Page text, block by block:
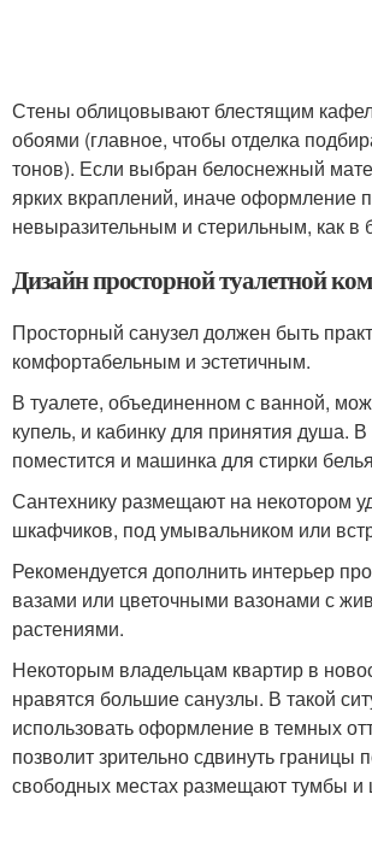
Стены облицовывают блестящим
обоями (главное, чтобы отделка
тонов). Если выбран белоснежный
ярких вкраплений, иначе оформление
невыразительным и стерильным, как в
Дизайн просторной туалетной
Просторный санузел должен быть
комфортабельным и эстетичным.
В туалете, объединенном с ванной,
купель, и кабинку для принятия душа.
поместится и машинка для стирки
Сантехнику размещают на некотором
шкафчиков, под умывальником или
Рекомендуется дополнить интерьер
вазами или цветочными вазонами с
растениями.
Некоторым владельцам квартир в
нравятся большие санузлы. В такой
использовать оформление в темных
позволит зрительно сдвинуть
свободных местах размещают тумбы и